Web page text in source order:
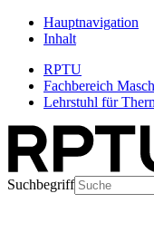
Hauptnavigation
Inhalt
RPTU
Fachbereich
Lehrstuhl für
Suchbegriff